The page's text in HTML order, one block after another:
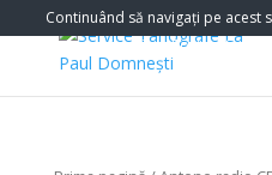
Continuând să navigați pe acest
cookie-urilor.Politica Cookies